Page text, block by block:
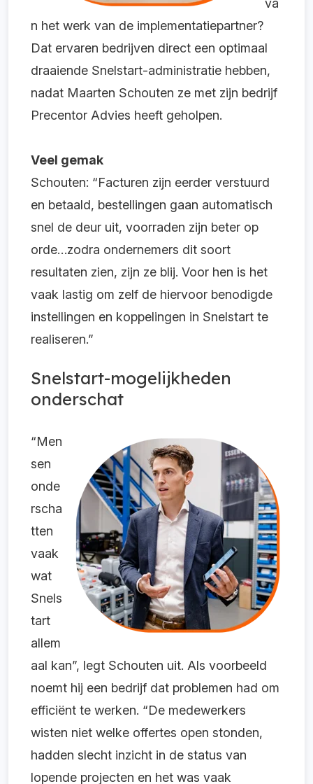
va
n het werk van de implementatiepartner?
Dat ervaren bedrijven direct een optimaal
draaiende Snelstart-administratie hebben,
nadat Maarten Schouten ze met zijn bedrijf
Precentor Advies heeft geholpen.
Veel gemak
Schouten: “Facturen zijn eerder verstuurd
en betaald, bestellingen gaan automatisch
snel de deur uit, voorraden zijn beter op
orde…zodra ondernemers dit soort
resultaten zien, zijn ze blij. Voor hen is het
vaak lastig om zelf de hiervoor benodigde
instellingen en koppelingen in Snelstart te
realiseren.”
Snelstart-mogelijkheden
onderschat
“Men
sen
onde
rscha
tten
vaak
wat
Snels
tart
allem
aal kan”, legt Schouten uit. Als voorbeeld
noemt hij een bedrijf dat problemen had om
efficiënt te werken. “De medewerkers
wisten niet welke offertes open stonden,
hadden slecht inzicht in de status van
lopende projecten en het was vaak